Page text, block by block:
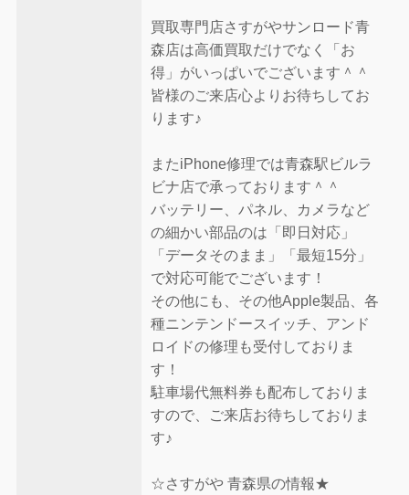
買取専門店さすがやサンロード青
森店は高価買取だけでなく「お
得」がいっぱいでございます＾＾
皆様のご来店心よりお待ちしてお
ります♪
またiPhone修理では青森駅ビルラ
ビナ店で承っております＾＾
バッテリー、パネル、カメラなど
の細かい部品のは「即日対応」
「データそのまま」「最短15分」
で対応可能でございます！
その他にも、その他Apple製品、各
種ニンテンドースイッチ、アンド
ロイドの修理も受付しておりま
す！
駐車場代無料券も配布しておりま
すので、ご来店お待ちしておりま
す♪
☆さすがや 青森県の情報★